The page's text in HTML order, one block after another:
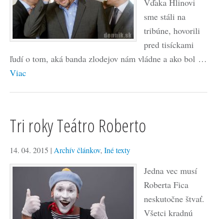
Vďaka Hlinovi
sme stáli na
tribúne, hovorili
pred tisíckami
ľudí o tom, aká banda zlodejov nám vládne a ako bol …
Viac
Tri roky Teátro Roberto
14. 04. 2015 | Archív článkov, Iné texty
Jedna vec musí
Roberta Fica
neskutočne štvať.
Všetci kradnú